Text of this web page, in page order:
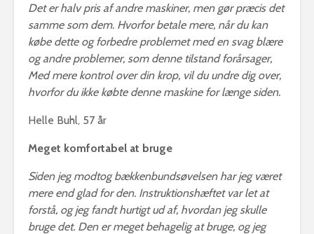
Det er halv pris af andre maskiner, men gør præcis det
samme som dem. Hvorfor betale mere, når du kan
købe dette og forbedre problemet med en svag blære
og andre problemer, som denne tilstand forårsager,
Med mere kontrol over din krop, vil du undre dig over,
hvorfor du ikke købte denne maskine for længe siden.
Helle Buhl, 57 år
Meget komfortabel at bruge
Siden jeg modtog bækkenbundsøvelsen har jeg været
mere end glad for den. Instruktionshæftet var let at
forstå, og jeg fandt hurtigt ud af, hvordan jeg skulle
bruge det. Den er meget behagelig at bruge, og jeg